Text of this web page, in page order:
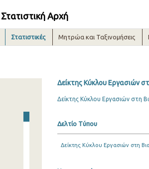
Στατιστική Αρχή
Στατιστικές Μητρώα και Ταξινομήσεις
Δείκτης Κύκλου Εργασιών
Δείκτης Κύκλου Εργασιών στη
Δελτίο Τύπου
Δείκτης Κύκλου Εργασιών στη